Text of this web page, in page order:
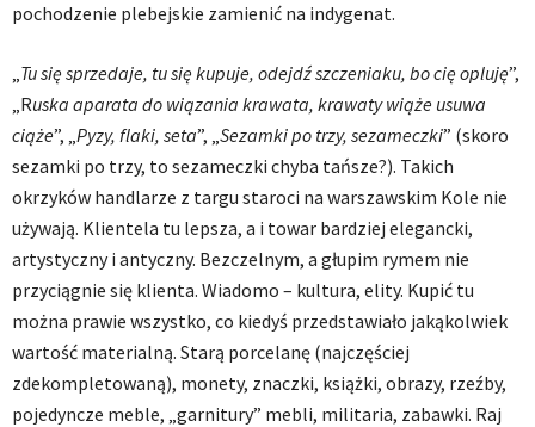
pochodzenie plebejskie zamienić na indygenat.
„Tu się sprzedaje, tu się kupuje, odejdź szczeniaku, bo cię opluję”,
„Ruska aparata do wiązania krawata, krawaty wiąże usuwa
ciąże”, „Pyzy, flaki, seta”, „Sezamki po trzy, sezameczki” (skoro
sezamki po trzy, to sezameczki chyba tańsze?). Takich
okrzyków handlarze z targu staroci na warszawskim Kole nie
używają. Klientela tu lepsza, a i towar bardziej elegancki,
artystyczny i antyczny. Bezczelnym, a głupim rymem nie
przyciągnie się klienta. Wiadomo – kultura, elity. Kupić tu
można prawie wszystko, co kiedyś przedstawiało jakąkolwiek
wartość materialną. Starą porcelanę (najczęściej
zdekompletowaną), monety, znaczki, książki, obrazy, rzeźby,
pojedyncze meble, „garnitury” mebli, militaria, zabawki. Raj